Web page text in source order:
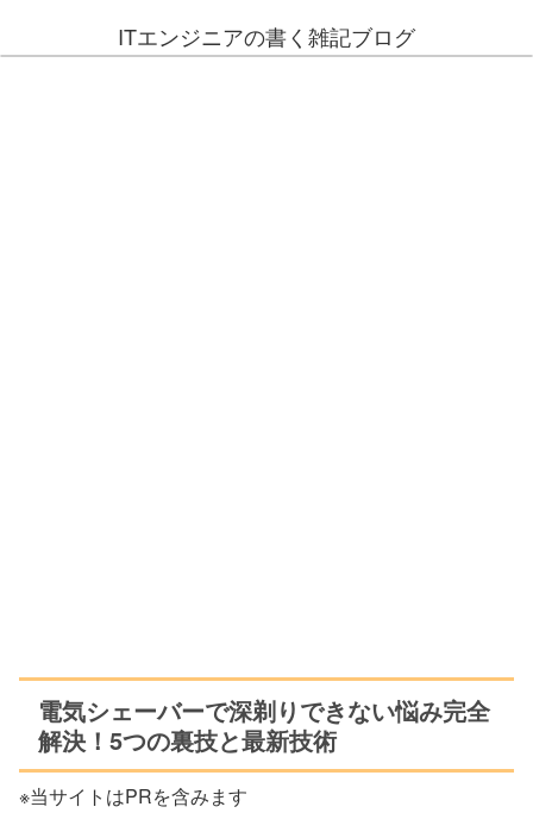
ITエンジニアの書く雑記ブログ
電気シェーバーで深剃りできない悩み完全
解決！5つの裏技と最新技術
※当サイトはPRを含みます